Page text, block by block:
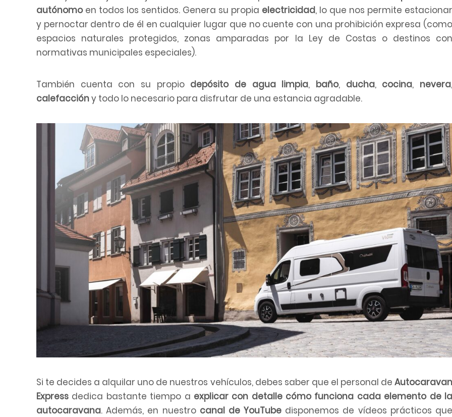
autónomoen todos los sentidos. Genera su propia electricidad, lo que nos permite estacionar
y pernoctar dentro de él en cualquier lugar que no cuente con una prohibición expresa (como
espacios naturales protegidos, zonas amparadas por la Ley de Costas o destinos con
normativas municipales especiales).
También cuenta con su propio depósito de agua limpia, baño, ducha, cocina, nevera,
calefaccióny todo lo necesario para disfrutar de una estancia agradable.
Si te decides a alquilar uno de nuestros vehículos, debes saber que el personal de Autocaravan
Express dedica bastante tiempo a explicar con detalle cómo funciona cada elemento de la
autocaravana. Además, en nuestro canal de YouTube disponemos de vídeos prácticos que